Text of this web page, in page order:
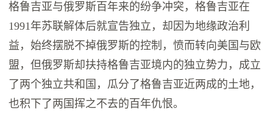
格鲁吉亚与俄罗斯百年来的纷争冲突，格鲁吉亚在
1991年苏联解体后就宣告独立，却因为地缘政治利
益，始终摆脱不掉俄罗斯的控制，愤而转向美国与欧
盟，但俄罗斯却扶持格鲁吉亚境内的独立势力，成立
了两个独立共和国，瓜分了格鲁吉亚近两成的土地，
也积下了两国挥之不去的百年仇恨。